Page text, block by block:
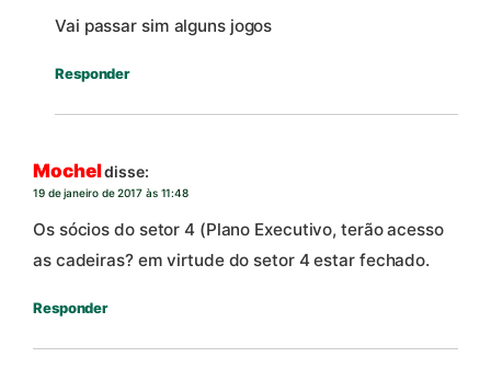
Vai passar sim alguns jogos
Responder
Mocheldisse:
19 de janeiro de 2017 às 11:48
Os sócios do setor 4 (Plano Executivo, terão acesso
as cadeiras? em virtude do setor 4 estar fechado.
Responder